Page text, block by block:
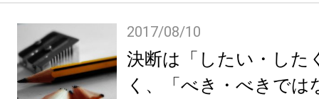
2017/08/10
決断は「したい・した
く、「べき・べきでは